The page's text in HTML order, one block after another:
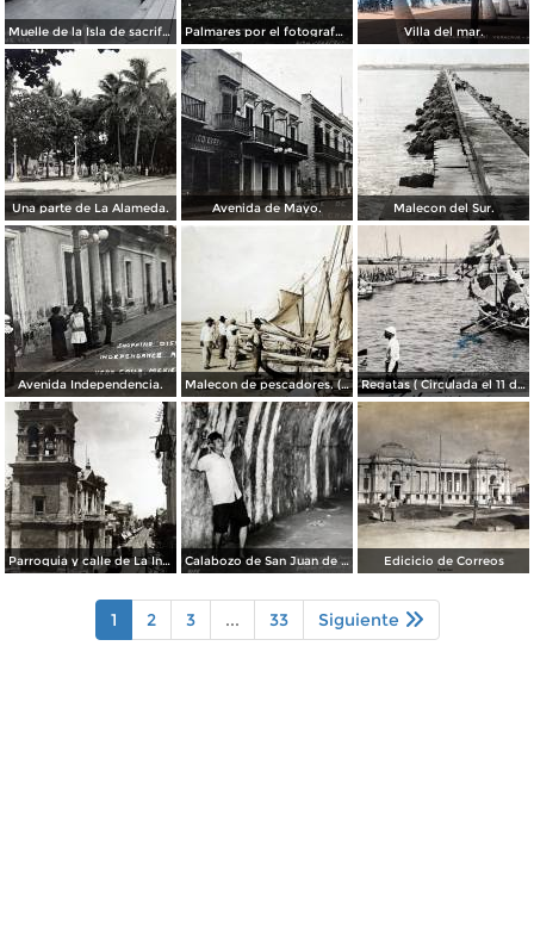
Muelle de la Isla de sacrificios. Palmares por el fotografo Hugo Brehme. Villa del mar.
Una parte de La Alameda. Avenida de Mayo. Malecon del Sur.
Avenida Independencia. Malecon de pescadores. ( Circulada el 12 de Agosto de 1911 ). Regatas ( Circulada el 11 de Abril de 1926 ).
Parroquia y calle de La Independencia. Calabozo de San Juan de Ulua. Edicicio de Correos
1 2 3 ... 33 Siguiente